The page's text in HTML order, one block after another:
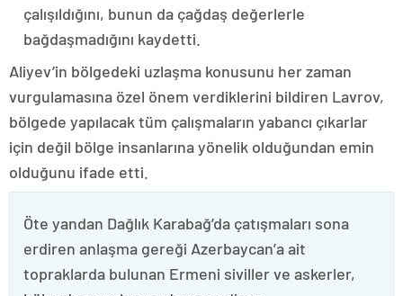
çalışıldığını, bunun da çağdaş değerlerle
bağdaşmadığını kaydetti.
Aliyev’in bölgedeki uzlaşma konusunu her zaman
vurgulamasına özel önem verdiklerini bildiren Lavrov,
bölgede yapılacak tüm çalışmaların yabancı çıkarlar
için değil bölge insanlarına yönelik olduğundan emin
olduğunu ifade etti.
Öte yandan Dağlık Karabağ’da çatışmaları sona
erdiren anlaşma gereği Azerbaycan’a ait
topraklarda bulunan Ermeni siviller ve askerler,